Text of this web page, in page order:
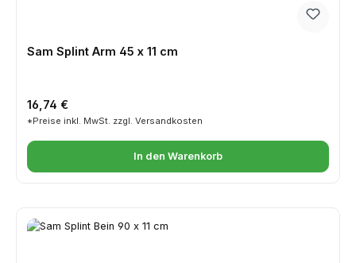
Sam Splint Arm 45 x 11 cm
Regulärer Preis:
16,74 €
*Preise inkl. MwSt. zzgl. Versandkosten
In den Warenkorb